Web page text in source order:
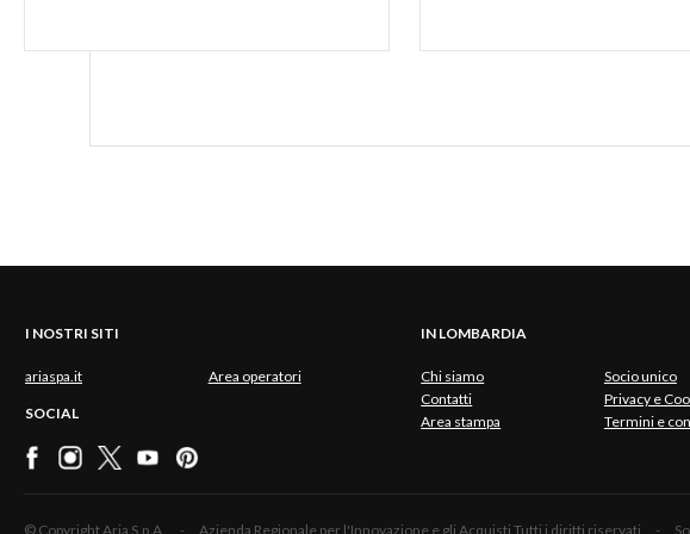
http://
I NOSTRI SITI
ariaspa.it Area operatori
SOCIAL
IN LOMBARDIA
Chi siamo
Socio unico
Contatti
Privacy e
Area stampa
Termini e
© Copyright Aria S.p.A. - Azienda Regionale per l'Innovazione e gli Acquisti Tutti i diritti riservati